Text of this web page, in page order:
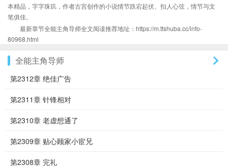
本精品，字字珠玑，作者古宫创作的小说情节跌宕起伏、扣人心弦，情节与文
笔俱佳。
最新章节全能主角导师全文阅读推荐地址：https://m.ttshuba.cc/info-
80968.html
全能主角导师
第2312章 绝佳广告
第2311章 针锋相对
第2310章 老虚想通了
第2309章 贴心顾家小宦兄
第2308章 完礼